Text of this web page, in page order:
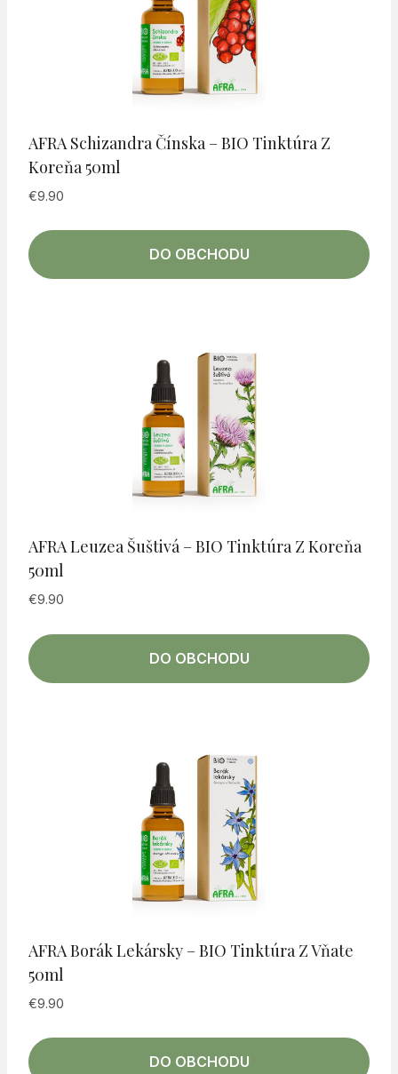
AFRA Schizandra Čínska – BIO Tinktúra Z
Koreňa 50ml
€9.90
DO OBCHODU
AFRA Leuzea Šuštivá – BIO Tinktúra Z Koreňa
50ml
€9.90
DO OBCHODU
AFRA Borák Lekársky – BIO Tinktúra Z Vňate
50ml
€9.90
DO OBCHODU